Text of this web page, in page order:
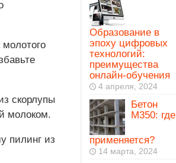
скорлупы
молоком.
пилинг из
Образование в
эпоху цифровых
технологий:
преимущества
онлайн-обучения
4 апреля, 2024
Бетон
М350: где
применяется?
14 марта, 2024